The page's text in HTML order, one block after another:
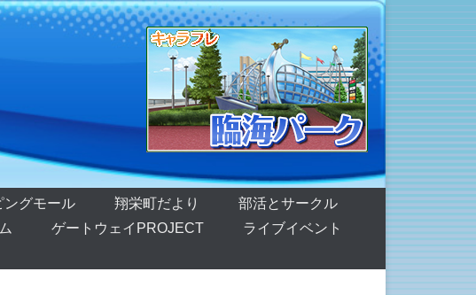
ングモール 翔栄町だより
部活とサークル
ゲートウェイPROJECT
ライブイベント